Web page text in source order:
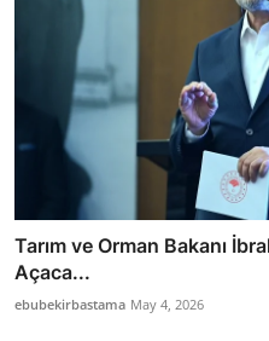
Tarım ve Orman Bakanı
Açaca...
ebubekirbastama May 4, 2026